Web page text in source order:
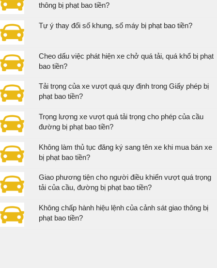
thông bị phạt bao tiền?
Tự ý thay đổi số khung, số máy bị phạt bao tiền?
Cheo dấu việc phát hiện xe chở quá tải, quá khổ bị phạt
bao tiền?
Tải trọng của xe vượt quá quy định trong Giấy phép bị
phạt bao tiền?
Trọng lượng xe vượt quá tải trọng cho phép của cầu
đường bị phạt bao tiền?
Không làm thủ tục đăng ký sang tên xe khi mua bán xe
bị phạt bao tiền?
Giao phương tiện cho người điều khiển vượt quá trọng
tải của cầu, đường bị phạt bao tiền?
Không chấp hành hiệu lệnh của cảnh sát giao thông bị
phạt bao tiền?